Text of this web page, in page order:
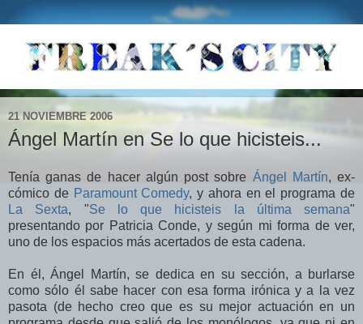
21 NOVIEMBRE 2006
Ángel Martín en Se lo que hicisteis...
Tenía ganas de hacer algún post sobre Ángel Martín, ex-
cómico de Paramount Comedy, y ahora en el programa de
La Sexta, "Se lo que hicisteis la última semana"
presentando por Patricia Conde, y según mi forma de ver,
uno de los espacios más acertados de esta cadena.
En él, Ángel Martín, se dedica en su sección, a burlarse
como sólo él sabe hacer con esa forma irónica y a la vez
pasota (de hecho creo que es su mejor actuación en un